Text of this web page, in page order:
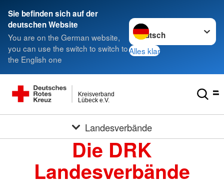
Sie befinden sich auf der
deutschen Website
You are on the German website,
you can use the switch to switch to
the English one
Sprache wechseln zu
Alles klar
Lübeck e.V.
Kreisverband
Landesverbände
Die DRK
Landesverbände